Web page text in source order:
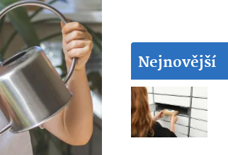
Nejnovější